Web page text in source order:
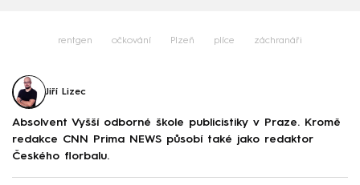
rentgen očkování Plzeň plíce záchranáři
Jiří Lizec
Absolvent Vyšší odborné škole publicistiky v Praze. Kromě
redakce CNN Prima NEWS působí také jako redaktor
Českého florbalu.